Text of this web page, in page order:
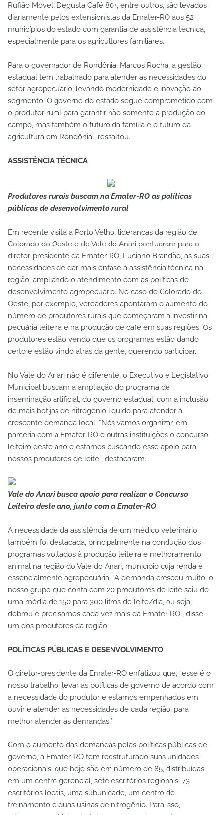
Rufião Móvel, Degusta Café 80+, entre outros, são levados
diariamente pelos extensionistas da Emater-RO aos 52
municípios do estado com garantia de assistência técnica,
especialmente para os agricultores familiares.
Para o governador de Rondônia, Marcos Rocha, a gestão
estadual tem trabalhado para atender às necessidades do
setor agropecuário, levando modernidade e inovação ao
segmento.“O governo do estado segue comprometido com
o produtor rural para garantir não somente a produção do
campo, mas também o futuro da família e o futuro da
agricultura em Rondônia”, ressaltou.
ASSISTÊNCIA TÉCNICA
Produtores rurais buscam na Emater-RO as políticas
públicas de desenvolvimento rural
Em recente visita a Porto Velho, lideranças da região de
Colorado do Oeste e de Vale do Anari pontuaram para o
diretor-presidente da Emater-RO, Luciano Brandão, as suas
necessidades de dar mais ênfase à assistência técnica na
região, ampliando o atendimento com as políticas de
desenvolvimento agropecuário. No caso de Colorado do
Oeste, por exemplo, vereadores apontaram o aumento do
número de produtores rurais que começaram a investir na
pecuária leiteira e na produção de café em suas regiões. Os
produtores estão vendo que os programas estão dando
certo e estão vindo atrás da gente, querendo participar.
No Vale do Anari não é diferente, o Executivo e Legislativo
Municipal buscam a ampliação do programa de
inseminação artificial, do governo estadual, com a inclusão
de mais botijas de nitrogênio líquido para atender à
crescente demanda local. “Nós vamos organizar, em
parceria com a Emater-RO e outras instituições o concurso
leiteiro deste ano e estamos buscando esse apoio para
nossos produtores de leite”, destacaram.
Vale do Anari busca apoio para realizar o Concurso
Leiteiro deste ano, junto com a Emater-RO
A necessidade da assistência de um médico veterinário
também foi destacada, principalmente na condução dos
programas voltados à produção leiteira e melhoramento
animal na região do Vale do Anari, município cuja renda é
essencialmente agropecuária. “A demanda cresceu muito, o
nosso grupo que conta com 20 produtores de leite saiu de
uma média de 150 para 300 litros de leite/dia, ou seja,
dobrou e precisamos cada vez mais da Emater-RO”, disse
um dos produtores da região.
POLÍTICAS PÚBLICAS E DESENVOLVIMENTO
O diretor-presidente da Emater-RO enfatizou que, “esse é o
nosso trabalho, levar as políticas de governo de acordo com
a necessidade do produtor e estamos empenhados em
ouvir e atender as necessidades de cada região, para
melhor atender às demandas.”
Com o aumento das demandas pelas políticas públicas de
governo, a Emater-RO tem reestruturado suas unidades
operacionais, que hoje são em número de 85, distribuídas
em um centro gerencial, sete escritórios regionais, 73
escritórios locais, uma subunidade, um centro de
treinamento e duas usinas de nitrogênio. Para isso,